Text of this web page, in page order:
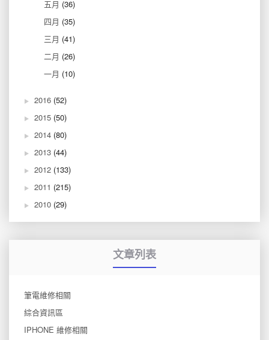
五月 (36)
四月 (35)
三月 (41)
二月 (26)
一月 (10)
2016 (52)
2015 (50)
2014 (80)
2013 (44)
2012 (133)
2011 (215)
2010 (29)
文章列表
筆電維修相關
綜合資訊區
IPHONE 維修相關